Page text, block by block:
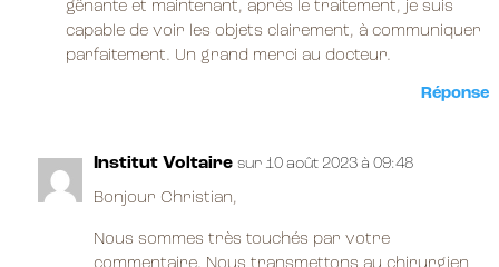
gênante et maintenant, après le traitement, je suis
capable de voir les objets clairement, à communiquer
parfaitement. Un grand merci au docteur.
Réponse
Institut Voltaire sur 10 août 2023 à 09:48
Bonjour Christian,
Nous sommes très touchés par votre